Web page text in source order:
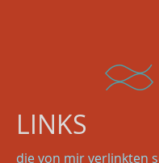
LINKS
die von mir verlinkten